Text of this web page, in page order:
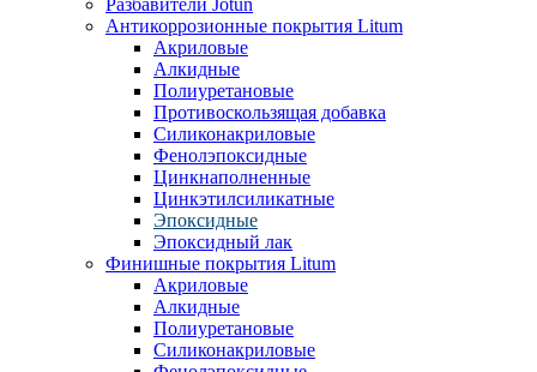
Разбавители Jotun
Антикоррозионные покрытия Litum
Акриловые
Алкидные
Полиуретановые
Противоскользящая добавка
Силиконакриловые
Фенолэпоксидные
Цинкнаполненные
Цинкэтилсиликатные
Эпоксидные
Эпоксидный лак
Финишные покрытия Litum
Акриловые
Алкидные
Полиуретановые
Силиконакриловые